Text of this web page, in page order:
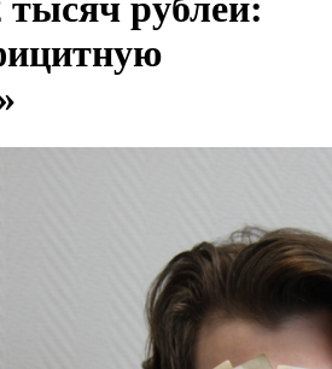
тысяч рублей: